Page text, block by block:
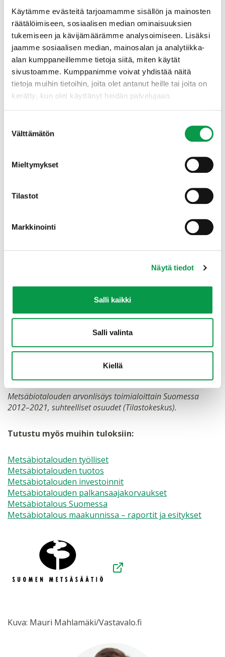
Käytämme evästeitä tarjoamamme sisällön ja mainosten
räätälöimiseen, sosiaalisen median ominaisuuksien
tukemiseen ja kävijämäärämme analysoimiseen. Lisäksi
jaamme sosiaalisen median, mainosalan ja analytiikka-
alan kumppaneillemme tietoja siitä, miten käytät
sivustoamme. Kumppanimme voivat yhdistää näitä
tietoja muihin tietoihin, joita olet antanut heille tai joita on
kerätty, kun olet käyttänyt heidän palvelujaan.
valinta
Välttämätön
Mieltymykset
Tilastot
Markkinointi
Näytä tiedot
Salli kaikki
Salli valinta
Kiellä
Metsäbiotalouden arvonlisäys toimialoittain Suomessa
Metsäbiotalouden arvonlisäys toimialoittain Suomessa
2012–2021, suhteelliset osuudet (Tilastokeskus).
Tutustu myös muihin tuloksiin:
Metsäbiotalouden työlliset
Metsäbiotalouden tuotos
Metsäbiotalouden investoinnit
Metsäbiotalouden palkansaajakorvaukset
Metsäbiotalous Suomessa
Metsäbiotalous maakunnissa – raportit ja esitykset
Kuva: Mauri Mahlamäki/Vastavalo.fi